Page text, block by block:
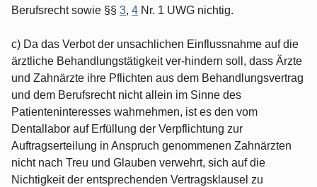
Berufsrecht sowie §§ 3, 4 Nr. 1 UWG nichtig.
c) Da das Verbot der unsachlichen Einflussnahme auf die
ärztliche Behandlungstätigkeit ver-hindern soll, dass Ärzte
und Zahnärzte ihre Pflichten aus dem Behandlungsvertrag
und dem Berufsrecht nicht allein im Sinne des
Patienteninteresses wahrnehmen, ist es den vom
Dentallabor auf Erfüllung der Verpflichtung zur
Auftragserteilung in Anspruch genommenen Zahnärzten
nicht nach Treu und Glauben verwehrt, sich auf die
Nichtigkeit der entsprechenden Vertragsklausel zu